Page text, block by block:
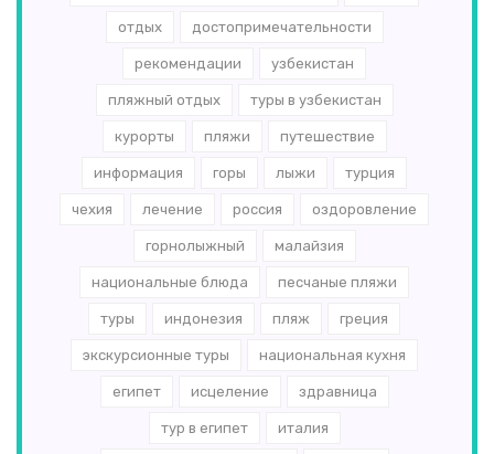
отдых достопримечательности
рекомендации узбекистан
пляжный отдых туры в узбекистан
курорты пляжи путешествие
информация горы лыжи турция
чехия лечение россия оздоровление
горнолыжный малайзия
национальные блюда песчаные пляжи
туры индонезия пляж греция
экскурсионные туры национальная кухня
египет исцеление здравница
тур в египет италия